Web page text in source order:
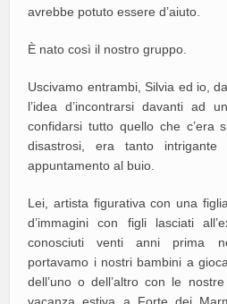
avrebbe potuto essere d’aiuto.
È nato così il nostro gruppo.
Uscivamo entrambi, Silvia ed io,
l’idea d’incontrarsi davanti ad
confidarsi tutto quello che c’era
disastrosi, era tanto
appuntamento al buio.
Lei, artista figurativa con una
d’immagini con figli lasciati
conosciuti venti anni prima
portavamo i nostri bambini a
dell’uno o dell’altro con le